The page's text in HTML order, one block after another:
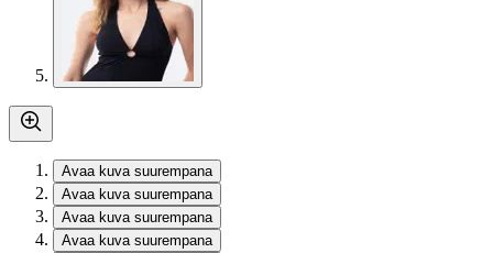
Avaa kuva suurempana
Avaa kuva suurempana
Avaa kuva suurempana
Avaa kuva suurempana